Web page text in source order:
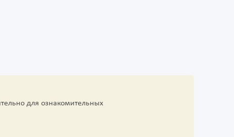
для ознакомительных